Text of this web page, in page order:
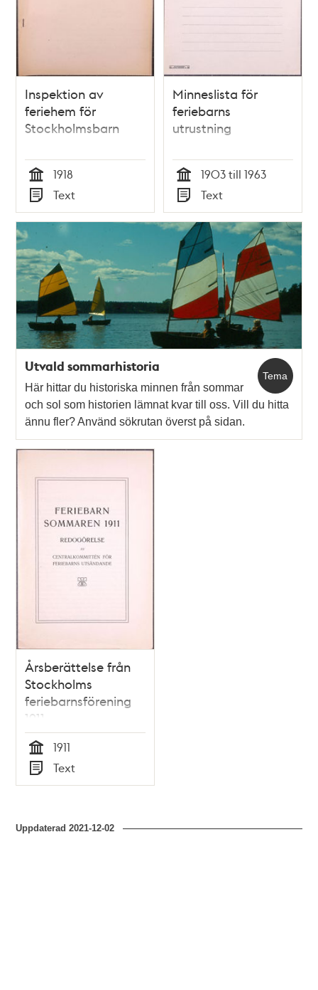
Inspektion av
feriehem för
Stockholmsbarn
Tid
1918
Typ
Text
Minneslista för
feriebarns
utrustning
Tid
1903 till 1963
Typ
Text
Tema
Utvald sommarhistoria
Här hittar du historiska minnen från sommar
och sol som historien lämnat kvar till oss. Vill du hitta
ännu fler? Använd sökrutan överst på sidan.
Årsberättelse från
Stockholms
feriebarnsförening
1911
Tid
1911
Typ
Text
Uppdaterad2021-12-02